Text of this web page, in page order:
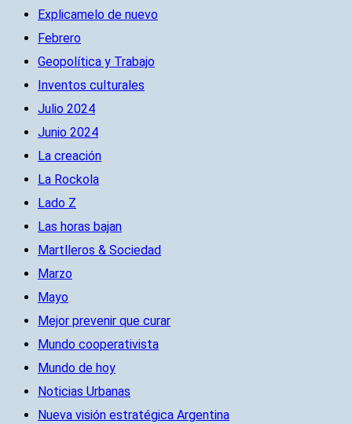
Explicamelo de nuevo
Febrero
Geopolítica y Trabajo
Inventos culturales
Julio 2024
Junio 2024
La creación
La Rockola
Lado Z
Las horas bajan
Martlleros & Sociedad
Marzo
Mayo
Mejor prevenir que curar
Mundo cooperativista
Mundo de hoy
Noticias Urbanas
Nueva visión estratégica Argentina